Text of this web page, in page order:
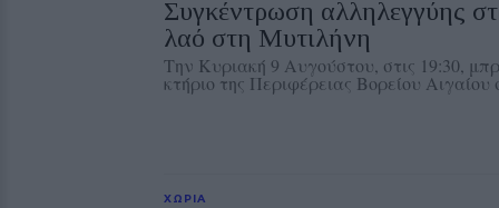
Συγκέντρωση αλληλεγγύης
λαό στη Μυτιλήνη
Την Κυριακή 9 Αυγούστου, στις 19:30,
κτήριο της Περιφέρειας Βορείου
ΧΩΡΙΑ